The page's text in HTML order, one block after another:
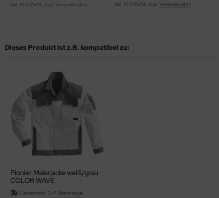
inkl. 19 % MwSt. zzgl. Versandkosten
inkl. 19 % MwSt. zzgl. Versandkosten
Dieses Produkt ist z.B. kompatibel zu:
Pionier Malerjacke weiß/grau
COLOR WAVE
Lieferzeit: 3-4 Werktage